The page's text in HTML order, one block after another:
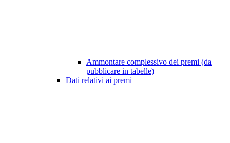
Ammontare complessivo dei premi (da
pubblicare in tabelle)
Dati relativi ai premi